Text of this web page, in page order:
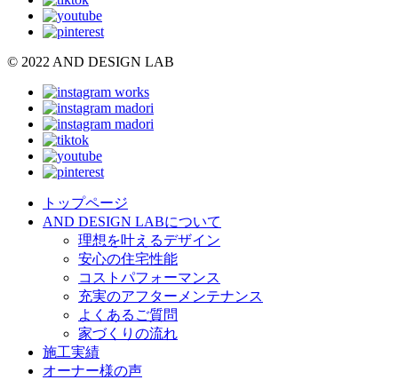
© 2022 AND DESIGN LAB
トップページ
AND DESIGN LABについて
理想を叶えるデザイン
安心の住宅性能
コストパフォーマンス
充実のアフターメンテナンス
よくあるご質問
家づくりの流れ
施工実績
オーナー様の声